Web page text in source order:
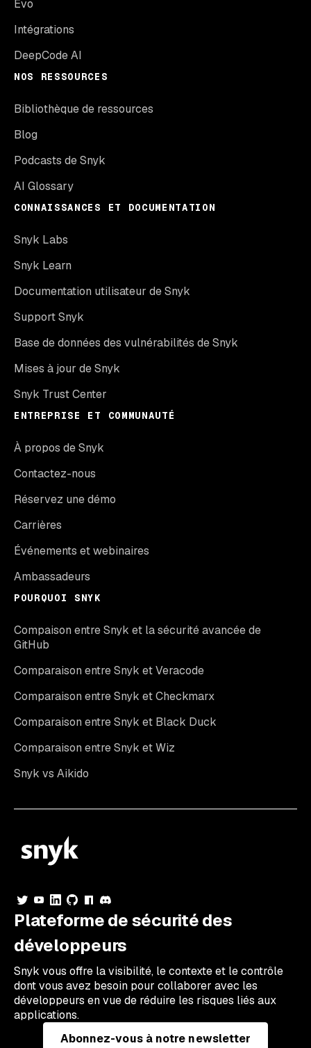
Evo
Intégrations
DeepCode AI
NOS RESSOURCES
Bibliothèque de ressources
Blog
Podcasts de Snyk
AI Glossary
CONNAISSANCES ET DOCUMENTATION
Snyk Labs
Snyk Learn
Documentation utilisateur de Snyk
Support Snyk
Base de données des vulnérabilités de Snyk
Mises à jour de Snyk
Snyk Trust Center
ENTREPRISE ET COMMUNAUTÉ
À propos de Snyk
Contactez-nous
Réservez une démo
Carrières
Événements et webinaires
Ambassadeurs
POURQUOI SNYK
Compaison entre Snyk et la sécurité avancée de
GitHub
Comparaison entre Snyk et Veracode
Comparaison entre Snyk et Checkmarx
Comparaison entre Snyk et Black Duck
Comparaison entre Snyk et Wiz
Snyk vs Aikido
Plateforme de sécurité des
développeurs
Snyk vous offre la visibilité, le contexte et le contrôle
dont vous avez besoin pour collaborer avec les
développeurs en vue de réduire les risques liés aux
applications.
Abonnez-vous à notre newsletter